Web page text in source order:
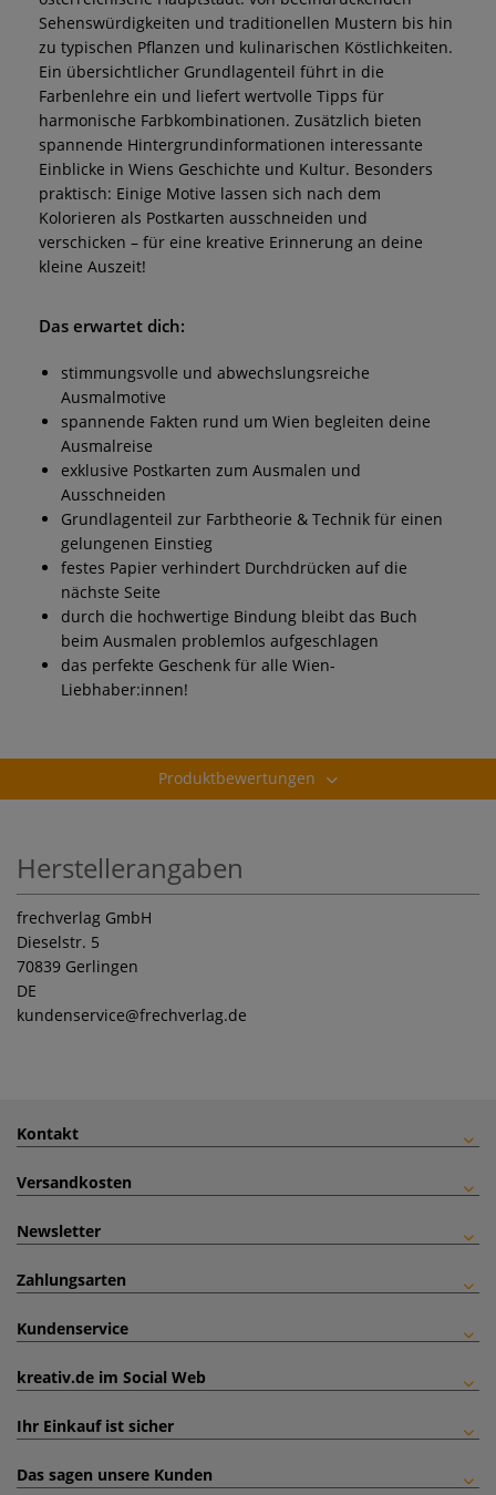
Sehenswürdigkeiten und traditionellen Mustern bis hin
zu typischen Pflanzen und kulinarischen Köstlichkeiten.
Ein übersichtlicher Grundlagenteil führt in die
Farbenlehre ein und liefert wertvolle Tipps für
harmonische Farbkombinationen. Zusätzlich bieten
spannende Hintergrundinformationen interessante
Einblicke in Wiens Geschichte und Kultur. Besonders
praktisch: Einige Motive lassen sich nach dem
Kolorieren als Postkarten ausschneiden und
verschicken – für eine kreative Erinnerung an deine
kleine Auszeit!
Das erwartet dich:
stimmungsvolle und abwechslungsreiche
Ausmalmotive
spannende Fakten rund um Wien begleiten deine
Ausmalreise
exklusive Postkarten zum Ausmalen und
Ausschneiden
Grundlagenteil zur Farbtheorie & Technik für einen
gelungenen Einstieg
festes Papier verhindert Durchdrücken auf die
nächste Seite
durch die hochwertige Bindung bleibt das Buch
beim Ausmalen problemlos aufgeschlagen
das perfekte Geschenk für alle Wien-
Liebhaber:innen!
Produktbewertungen
Herstellerangaben
frechverlag GmbH
Dieselstr. 5
70839 Gerlingen
DE
kundenservice@frechverlag.de
Kontakt
Versandkosten
Newsletter
Zahlungsarten
Kundenservice
kreativ.de im Social Web
Ihr Einkauf ist sicher
Das sagen unsere Kunden